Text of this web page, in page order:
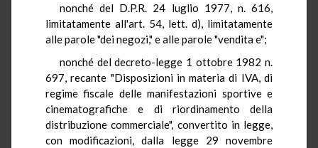
nonché del D.P.R. 24 luglio 1977, n. 616,
limitatamente all'art. 54, lett. d), limitatamente
alle parole "dei negozi," e alle parole "vendita e";
nonché del decreto-legge 1 ottobre 1982 n.
697, recante "Disposizioni in materia di IVA, di
regime fiscale delle manifestazioni sportive e
cinematografiche e di riordinamento della
distribuzione commerciale", convertito in legge,
con modificazioni, dalla legge 29 novembre